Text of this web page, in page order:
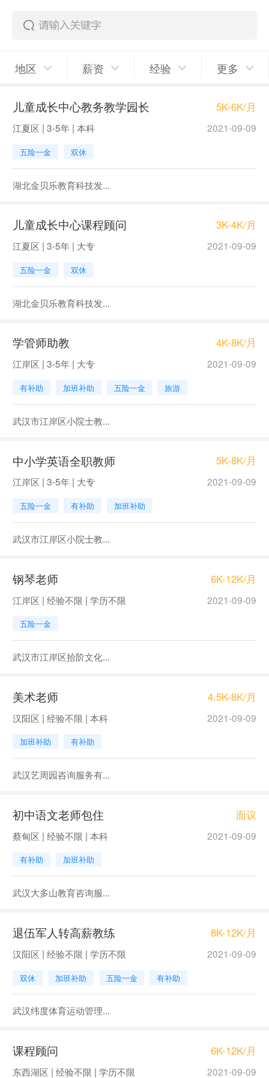
地区 薪资 经验 更多
儿童成长中心教务教学园长 5K-6K/月
江夏区 | 3-5年 | 本科 2021-09-09
五险一金 双休
湖北金贝乐教育科技发...
儿童成长中心课程顾问 3K-4K/月
江夏区 | 3-5年 | 大专 2021-09-09
五险一金 双休
湖北金贝乐教育科技发...
学管师助教 4K-8K/月
江岸区 | 3-5年 | 大专 2021-09-09
有补助 加班补助 五险一金 旅游
武汉市江岸区小院士教...
中小学英语全职教师 5K-8K/月
江岸区 | 3-5年 | 大专 2021-09-09
五险一金 有补助 加班补助
武汉市江岸区小院士教...
钢琴老师 6K-12K/月
江岸区 | 经验不限 | 学历不限 2021-09-09
五险一金
武汉市江岸区拾阶文化...
美术老师 4.5K-8K/月
汉阳区 | 经验不限 | 本科 2021-09-09
加班补助 有补助
武汉艺周园咨询服务有...
初中语文老师包住 面议
蔡甸区 | 经验不限 | 本科 2021-09-09
有补助 加班补助
武汉大多山教育咨询服...
退伍军人转高薪教练 8K-12K/月
汉阳区 | 经验不限 | 学历不限 2021-09-09
双休 加班补助 五险一金 有补助
武汉纬度体育运动管理...
课程顾问 6K-12K/月
东西湖区 | 经验不限 | 学历不限 2021-09-09